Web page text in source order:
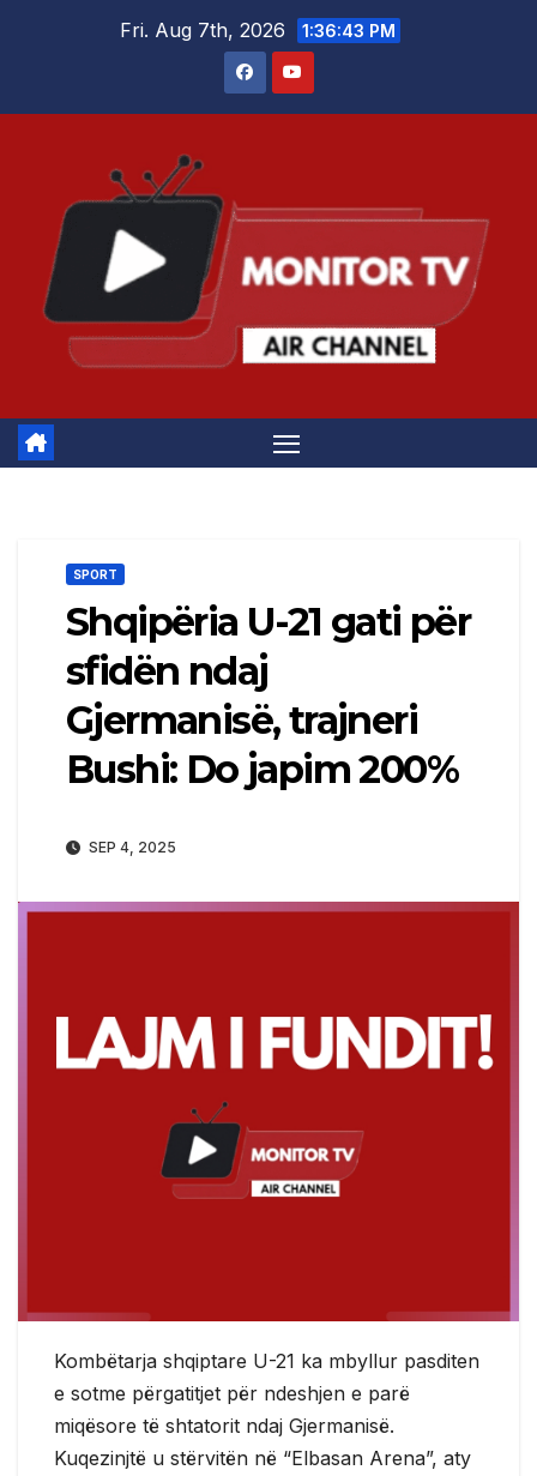
Fri. Aug 7th, 2026 1:36:44 PM
SPORT
Shqipëria U-21 gati për
sfidën ndaj
Gjermanisë, trajneri
Bushi: Do japim 200%
SEP 4, 2025
Kombëtarja shqiptare U-21 ka mbyllur pasditen
e sotme përgatitjet për ndeshjen e parë
miqësore të shtatorit ndaj Gjermanisë.
Kuqezinjtë u stërvitën në “Elbasan Arena”, aty